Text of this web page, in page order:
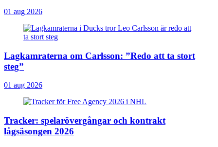
01 aug 2026
Lagkamraterna om Carlsson: ”Redo att ta stort
steg”
01 aug 2026
Tracker: spelarövergångar och kontrakt
lågsäsongen 2026